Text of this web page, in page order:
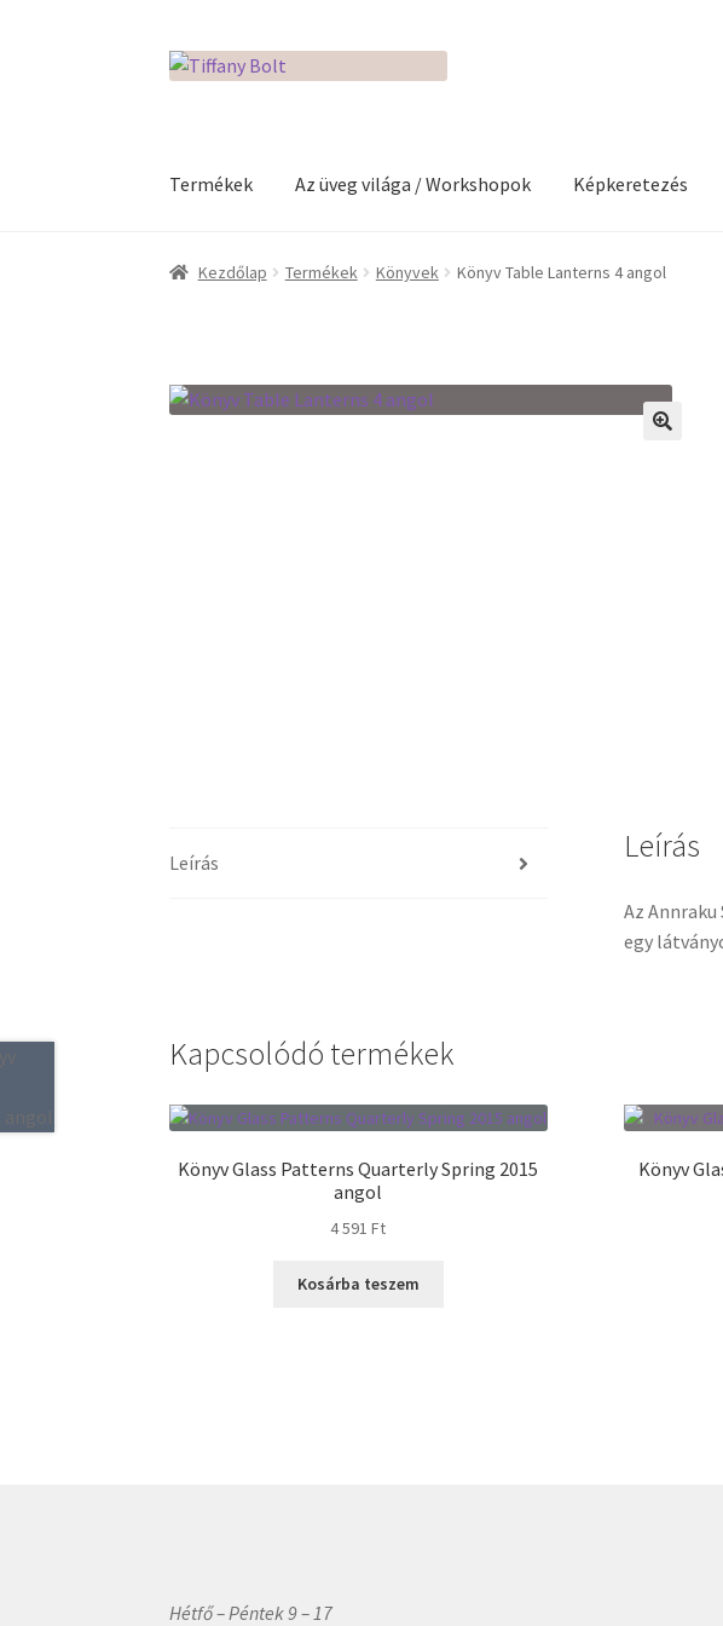
Ugrás
Kilépés
Termékek Az üveg világa / Workshopok Képkeretezés
Kezdőlap Adatkezelési tájékoztatóAz üveg világa / Workshopok
Kezdőlap Termékek Könyvek Könyv Table Lanterns 4 angol
Leírás Leírás
Az
egy
Kapcsolódó termékek
Könyv Glass Patterns Quarterly Spring 2015
angol
4 591Ft
Kosárba teszem
Könyv
Hétfő – Péntek 9 – 17